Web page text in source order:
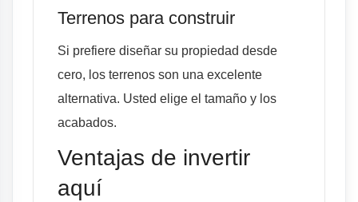
Terrenos para construir
Si prefiere diseñar su propiedad desde
cero, los terrenos son una excelente
alternativa. Usted elige el tamaño y los
acabados.
Ventajas de invertir
aquí